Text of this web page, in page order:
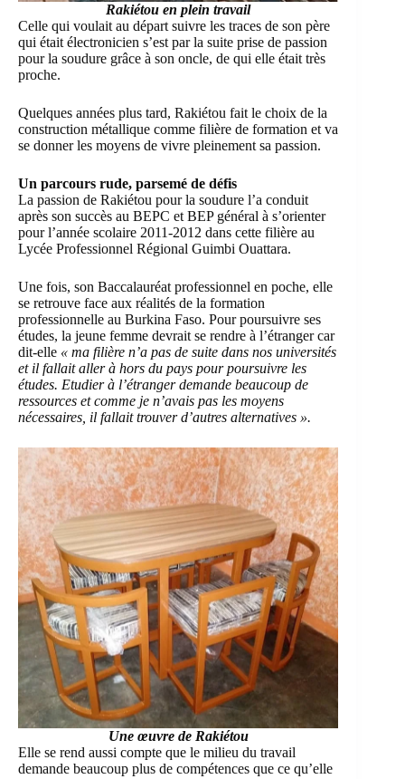
Rakiétou en plein travail
Celle qui voulait au départ suivre les traces de son père
qui était électronicien s’est par la suite prise de passion
pour la soudure grâce à son oncle, de qui elle était très
proche.
Quelques années plus tard, Rakiétou fait le choix de la
construction métallique comme filière de formation et va
se donner les moyens de vivre pleinement sa passion.
Un parcours rude, parsemé de défis
La passion de Rakiétou pour la soudure l’a conduit
après son succès au BEPC et BEP général à s’orienter
pour l’année scolaire 2011-2012 dans cette filière au
Lycée Professionnel Régional Guimbi Ouattara.
Une fois, son Baccalauréat professionnel en poche, elle
se retrouve face aux réalités de la formation
professionnelle au Burkina Faso. Pour poursuivre ses
études, la jeune femme devrait se rendre à l’étranger car
dit-elle « ma filière n’a pas de suite dans nos universités
et il fallait aller à hors du pays pour poursuivre les
études. Etudier à l’étranger demande beaucoup de
ressources et comme je n’avais pas les moyens
nécessaires, il fallait trouver d’autres alternatives ».
Une œuvre de Rakiétou
Elle se rend aussi compte que le milieu du travail
demande beaucoup plus de compétences que ce qu’elle